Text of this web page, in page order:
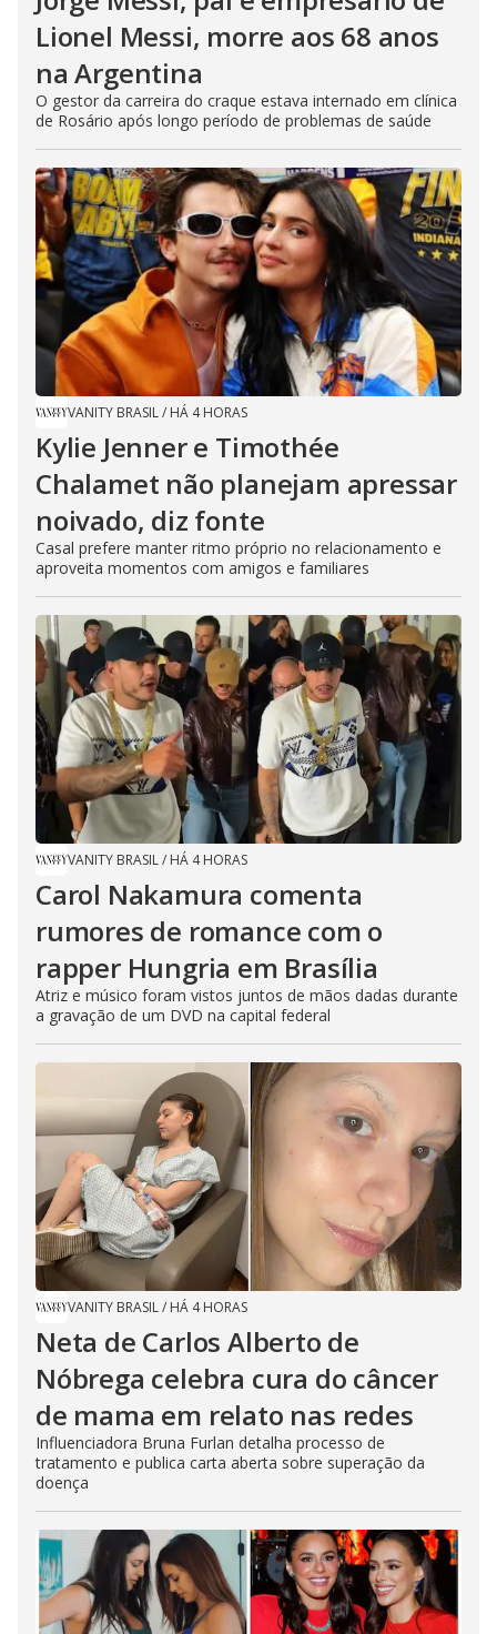
Lionel Messi, morre aos 68 anos
na Argentina
O gestor da carreira do craque estava internado em clínica
de Rosário após longo período de problemas de saúde
VANITY BRASIL/ HÁ 4 HORAS
Kylie Jenner e Timothée
Chalamet não planejam apressar
noivado, diz fonte
Casal prefere manter ritmo próprio no relacionamento e
aproveita momentos com amigos e familiares
VANITY BRASIL/ HÁ 4 HORAS
Carol Nakamura comenta
rumores de romance com o
rapper Hungria em Brasília
Atriz e músico foram vistos juntos de mãos dadas durante
a gravação de um DVD na capital federal
VANITY BRASIL/ HÁ 4 HORAS
Neta de Carlos Alberto de
Nóbrega celebra cura do câncer
de mama em relato nas redes
Influenciadora Bruna Furlan detalha processo de
tratamento e publica carta aberta sobre superação da
doença